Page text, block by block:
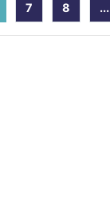
(current)
7 8 ...